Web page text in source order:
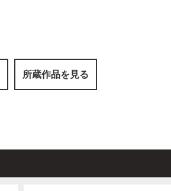
所蔵作品を見る